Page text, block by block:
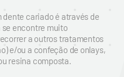
cariado é através de
se encontre muito
a outros tratamentos
e/ou a confeção de onlays,
resina composta.